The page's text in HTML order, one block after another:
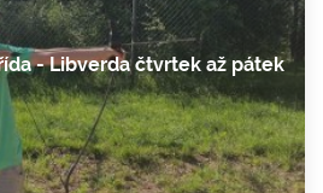
- Libverda čtvrtek až pátek